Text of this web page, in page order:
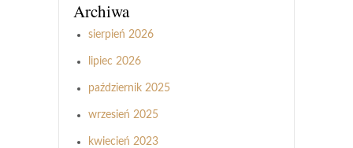
Archiwa
sierpień 2026
lipiec 2026
październik 2025
wrzesień 2025
kwiecień 2023